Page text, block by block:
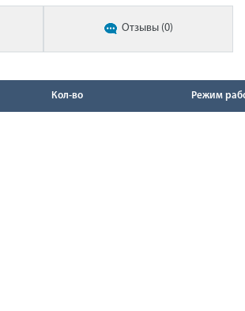
Отзывы (0)
Кол-во Режим